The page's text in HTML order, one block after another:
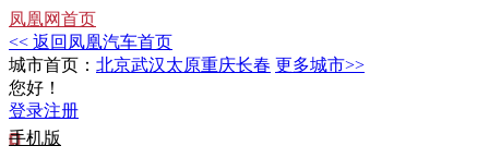
凤凰网首页
<< 返回凤凰汽车首页
城市首页： 北京武汉太原重庆长春 更多城市>>
您好！
登录注册
手机版